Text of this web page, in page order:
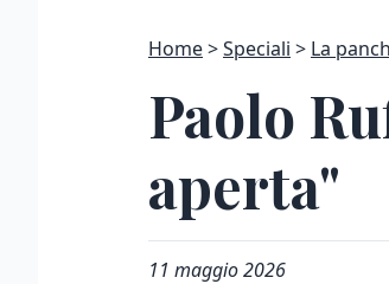
Home Speciali La
Paolo
aperta"
11 maggio 2026